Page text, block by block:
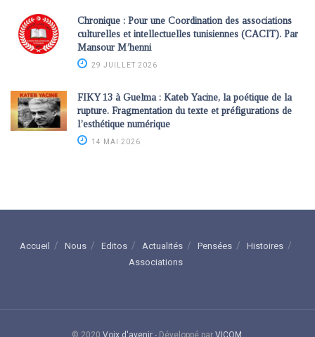
Chronique : Pour une Coordination des associations
culturelles et intellectuelles tunisiennes (CACIT). Par
Mansour M’henni
29 JUILLET 2026
FIKY 13 à Guelma : Kateb Yacine, la poétique de la
rupture. Fragmentation du texte et préfigurations de
l’esthétique numérique
14 MAI 2026
Accueil Nous Editos Actualités Pensées
Histoires
Associations
© 2020 Voix d'avenir- Développé par VICOM